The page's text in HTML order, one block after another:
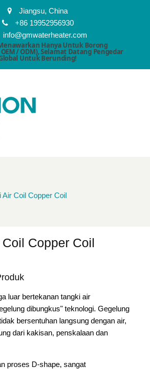
Jiangsu, China
+86 19952956930
info@gmwaterheater.com
Hanya Untuk Borong
/ ODM), Selamat Datang Pengedar
Untuk Berunding!
Air Coil Copper Coil
Copper Coil
luar bertekanan tangki air
dibungkus" teknologi. Gegelung
bersentuhan langsung dengan air,
dari kakisan, penskalaan dan
proses D-shape, sangat